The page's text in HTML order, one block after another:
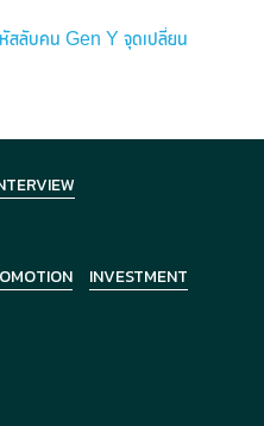
สลับคน Gen Y จุดเปลี่ยน
INVESTMENT